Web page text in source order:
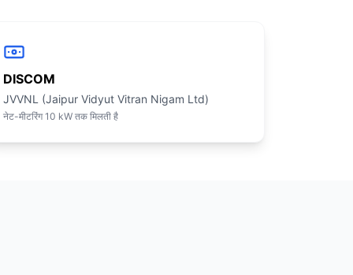
DISCOM
JVVNL (Jaipur Vidyut Vitran Nigam Ltd)
नेट-मीटरिंग 10 kW तक मिलती है